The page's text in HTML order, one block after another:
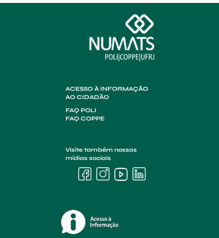
ACESSO À INFORMAÇÃO
AO CIDADÃO
FAQ POLI
FAQ COPPE
Visite também nossas
mídias sociais